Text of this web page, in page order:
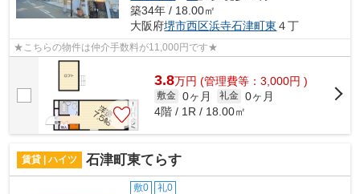
築34年 / 18.00㎡
大阪府堺市西区浜寺石津町東 ４丁
★こちらの物件は仲介手数料が11,000円です★
3.8万円 (管理費等：3,000円 )
敷金 0ヶ月 礼金 0ヶ月
4階 / 1R / 18.00㎡
賃貸 | ハイツ 石津町東てらす
敷0 礼0